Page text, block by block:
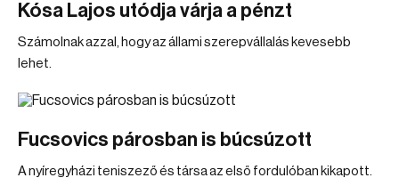
Kósa Lajos utódja várja a pénzt
Számolnak azzal, hogy az állami szerepvállalás kevesebb
lehet.
Fucsovics párosban is búcsúzott
A nyíregyházi teniszező és társa az első fordulóban kikapott.